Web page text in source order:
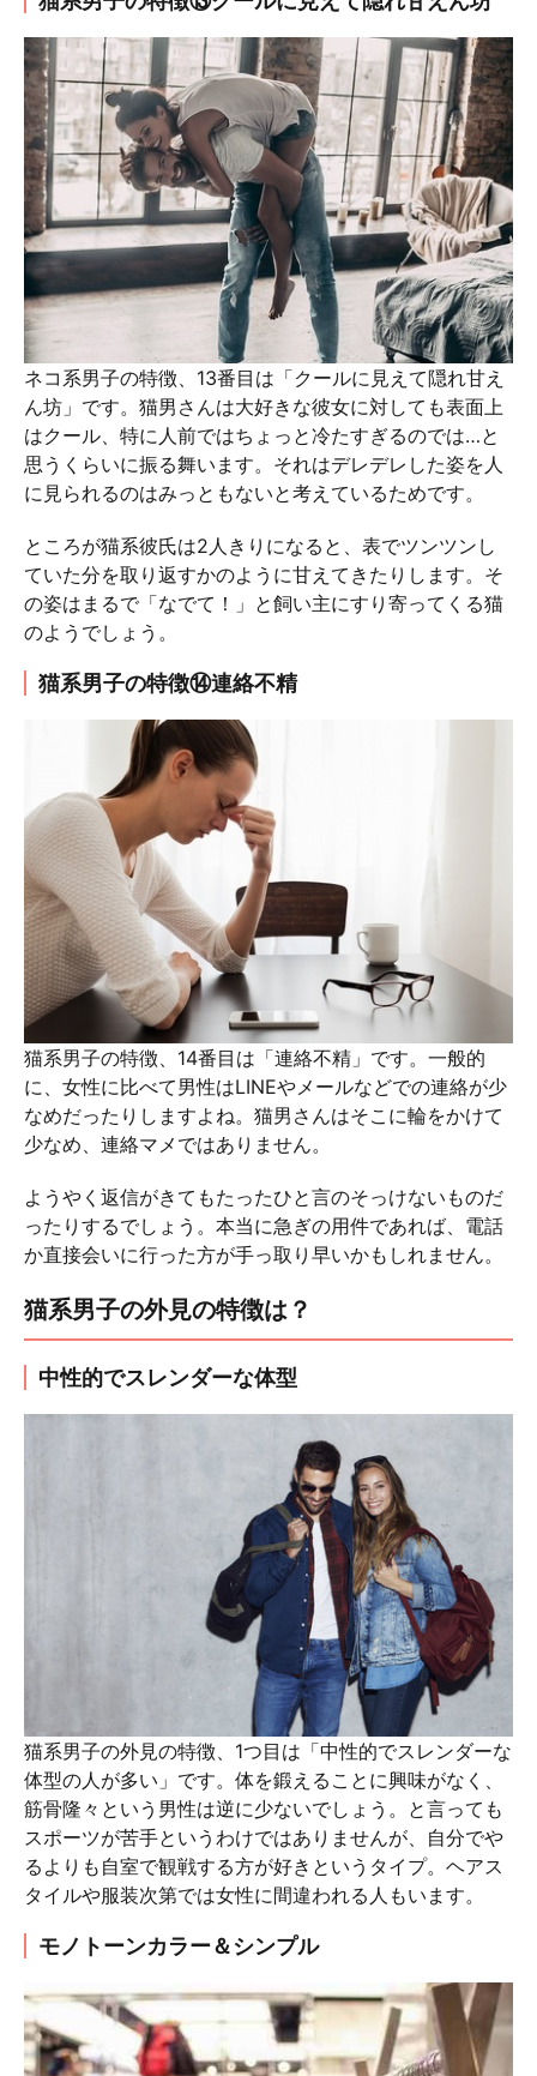
ネコ系男子の特徴、13番目は「クールに見えて隠れ甘え
ん坊」です。猫男さんは大好きな彼女に対しても表面上
はクール、特に人前ではちょっと冷たすぎるのでは…と
思うくらいに振る舞います。それはデレデレした姿を人
に見られるのはみっともないと考えているためです。
ところが猫系彼氏は2人きりになると、表でツンツンし
ていた分を取り返すかのように甘えてきたりします。そ
の姿はまるで「なでて！」と飼い主にすり寄ってくる猫
のようでしょう。
猫系男子の特徴⑭連絡不精
猫系男子の特徴、14番目は「連絡不精」です。一般的
に、女性に比べて男性はLINEやメールなどでの連絡が少
なめだったりしますよね。猫男さんはそこに輪をかけて
少なめ、連絡マメではありません。
ようやく返信がきてもたったひと言のそっけないものだ
ったりするでしょう。本当に急ぎの用件であれば、電話
か直接会いに行った方が手っ取り早いかもしれません。
猫系男子の外見の特徴は？
中性的でスレンダーな体型
猫系男子の外見の特徴、1つ目は「中性的でスレンダーな
体型の人が多い」です。体を鍛えることに興味がなく、
筋骨隆々という男性は逆に少ないでしょう。と言っても
スポーツが苦手というわけではありませんが、自分でや
るよりも自室で観戦する方が好きというタイプ。ヘアス
タイルや服装次第では女性に間違われる人もいます。
モノトーンカラー＆シンプル